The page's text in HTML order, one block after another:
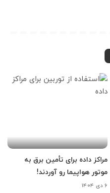
مراکز داده برای تأمین برق به
موتور هواپیما رو آوردند!
۶ دی ۱۴۰۴